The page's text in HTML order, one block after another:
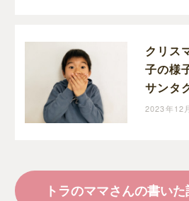
クリス
子の様
サンタ
小２息
2023年12
トラのママさんの書い